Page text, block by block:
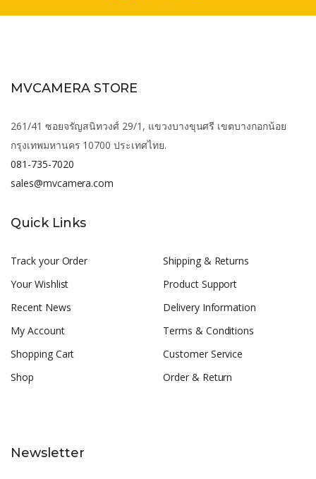
MVCAMERA STORE
261/41 ซอยจรัญสนิทวงศ์ 29/1, แขวงบางขุนศรี เขตบางกอกน้อย
กรุงเทพมหานคร 10700 ประเทศไทย.
081-735-7020
sales@mvcamera.com
Quick Links
Track your Order
Your Wishlist
Recent News
My Account
Shopping Cart
Shop
Shipping & Returns
Product Support
Delivery Information
Terms & Conditions
Customer Service
Order & Return
Newsletter